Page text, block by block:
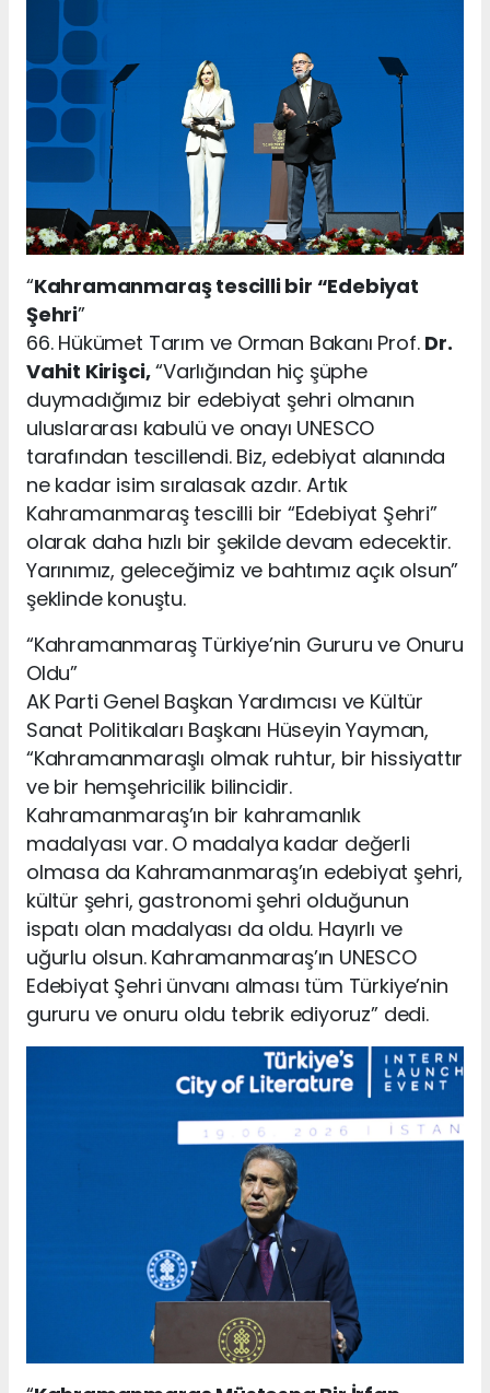
“Kahramanmaraş tescilli bir “Edebiyat
Şehri”
66. Hükümet Tarım ve Orman Bakanı Prof. Dr.
Vahit Kirişci,“Varlığından hiç şüphe
duymadığımız bir edebiyat şehri olmanın
uluslararası kabulü ve onayı UNESCO
tarafından tescillendi. Biz, edebiyat alanında
ne kadar isim sıralasak azdır. Artık
Kahramanmaraş tescilli bir “Edebiyat Şehri”
olarak daha hızlı bir şekilde devam edecektir.
Yarınımız, geleceğimiz ve bahtımız açık olsun”
şeklinde konuştu.
“Kahramanmaraş Türkiye’nin Gururu ve Onuru
Oldu”
AK Parti Genel Başkan Yardımcısı ve Kültür
Sanat Politikaları Başkanı Hüseyin Yayman,
“Kahramanmaraşlı olmak ruhtur, bir hissiyattır
ve bir hemşehricilik bilincidir.
Kahramanmaraş’ın bir kahramanlık
madalyası var. O madalya kadar değerli
olmasa da Kahramanmaraş’ın edebiyat şehri,
kültür şehri, gastronomi şehri olduğunun
ispatı olan madalyası da oldu. Hayırlı ve
uğurlu olsun. Kahramanmaraş’ın UNESCO
Edebiyat Şehri ünvanı alması tüm Türkiye’nin
gururu ve onuru oldu tebrik ediyoruz” dedi.